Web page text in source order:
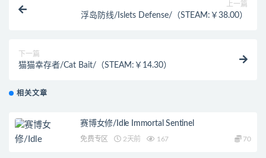
上一篇
浮岛防线/Islets Defense/（STEAM:￥38.00）
下一篇
猫猫幸存者/Cat Bait/（STEAM:￥14.30）
相关文章
赛博女修/Idle Immortal Sentinel
免费专区 2天前 167 70